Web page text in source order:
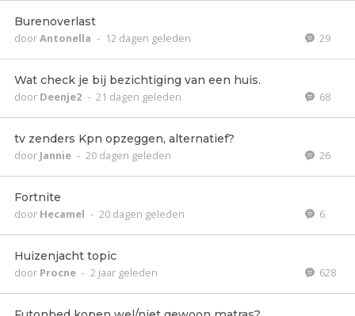
Burenoverlast
doorAntonella - 12 dagen geleden 29
Wat check je bij bezichtiging van een huis.
door Deenje2 - 21 dagen geleden 68
tv zenders Kpn opzeggen, alternatief?
door Jannie - 20 dagen geleden 26
Fortnite
door Hecamel - 20 dagen geleden 6
Huizenjacht topic
door Procne - 2 jaar geleden 628